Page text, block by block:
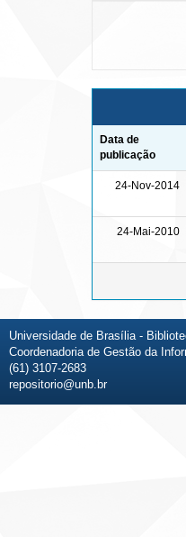
Data de
publicação
24-Nov-2014
24-Mai-2010
Universidade de Brasília -
Coordenadoria de Gestão da
(61) 3107-2683
repositorio@unb.br